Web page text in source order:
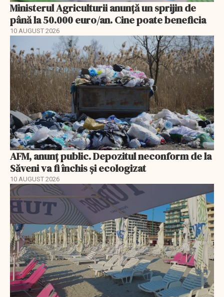
Ministerul Agriculturii anunţă un sprijin de
până la 50.000 euro/an. Cine poate beneficia
10 AUGUST 2026
AFM, anunţ public. Depozitul neconform de la
Săveni va fi închis și ecologizat
10 AUGUST 2026